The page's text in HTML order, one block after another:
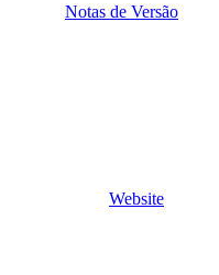
Notas de Versão
Website